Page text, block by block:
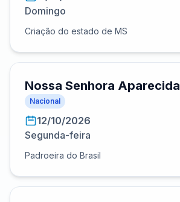
Domingo
Criação do estado de MS
Nossa Senhora Aparecida
Nacional
12/10/2026
Segunda-feira
Padroeira do Brasil